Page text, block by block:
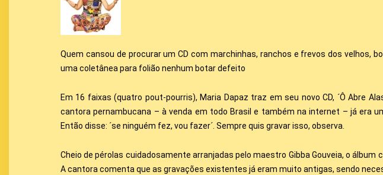
Quem cansou de procurar um CD com marchinhas, ranchos e frevos dos velhos,
uma coletânea para folião nenhum botar defeito
Em 16 faixas (quatro pout-pourris), Maria Dapaz traz em seu novo CD, ´Ô Abre
cantora pernambucana – à venda em todo Brasil e também na internet – já era
Então disse: ´se ninguém fez, vou fazer´. Sempre quis gravar isso, observa.
Cheio de pérolas cuidadosamente arranjadas pelo maestro Gibba Gouveia, o
A cantora comenta que as gravações existentes já eram muito antigas, sendo